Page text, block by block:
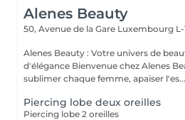
Alenes Beauty
50, Avenue de la Gare Luxembourg L-
Alenes Beauty : Votre univers de
d'élégance Bienvenue chez Alenes Beauty, un lieu pensé pour
sublimer chaque femme, apaiser l'es...
Piercing lobe deux oreilles
Piercing lobe 2 oreilles